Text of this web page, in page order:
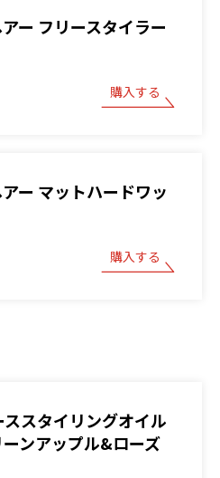
ー フリースタイラー
購入する
ー マットハードワッ
購入する
ススタイリングオイル
ーンアップル&ローズ